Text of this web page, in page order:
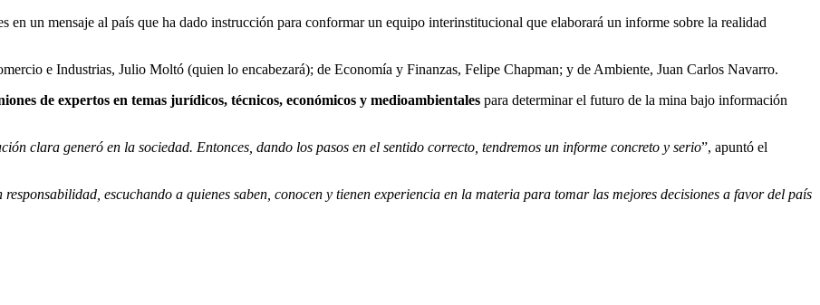
en un mensaje al país que ha dado instrucción para conformar un equipo interinstitucional que elaborará un informe sobre la realidad
e Industrias, Julio Moltó (quien lo encabezará); de Economía y Finanzas, Felipe Chapman; y de Ambiente, Juan Carlos Navarro.
de expertos en temas jurídicos, técnicos, económicos y medioambientales para determinar el futuro de la mina bajo información
clara generó en la sociedad. Entonces, dando los pasos en el sentido correcto, tendremos un informe concreto y serio”, apuntó el
escuchando a quienes saben, conocen y tienen experiencia en la materia para tomar las mejores decisiones a favor del país